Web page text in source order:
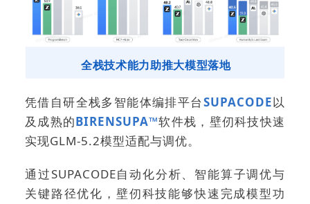
全栈技术能力助推大模型落地
凭借自研全栈多智能体编排平台SUPACODE以
及成熟的BIRENSUPA™软件栈，壁仞科技快速
实现GLM-5.2模型适配与调优。
通过SUPACODE自动化分析、智能算子调优与
关键路径优化，壁仞科技能够快速完成模型功